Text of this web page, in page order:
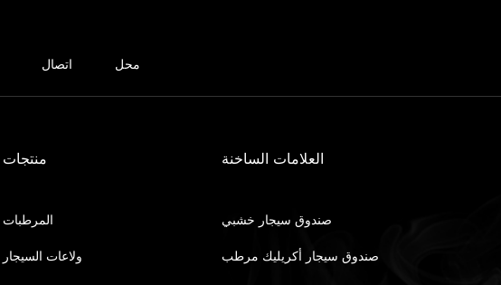
اتصال محل
منتجات
المرطبات
ولاعات السيجار
العلامات الساخنة
صندوق سيجار خشبي
صندوق سيجار أكريليك مرطب